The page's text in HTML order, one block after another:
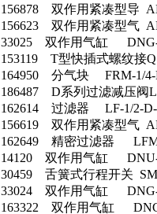
156878 双作用紧凑型导
156623 双作用紧凑型气
33025 双作用气缸 DNG-
153119 T型快插式螺纹接
164950 分气块 FRM-1/4-
186487 D系列过滤减压阀
162614 过滤器 LF-1/2-
156619 双作用紧凑型气
162649 精密过滤器
14120 双作用气缸 DNU-
30459 舌簧式行程开关
33024 双作用气缸 DNG-
163322 双作用气缸